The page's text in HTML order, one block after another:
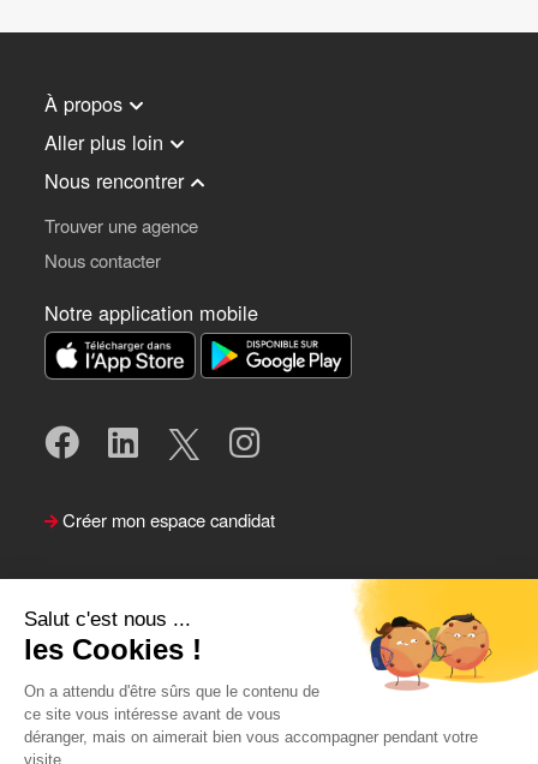
Salut c'est nous ...
les Cookies !
On a attendu d'être sûrs que le contenu de
ce site vous intéresse avant de vous
déranger, mais on aimerait bien vous accompagner pendant votre
visite...
À propos
Aller plus loin
Nous rencontrer
Trouver une agence
Nous contacter
Notre application mobile
Créer mon espace candidat